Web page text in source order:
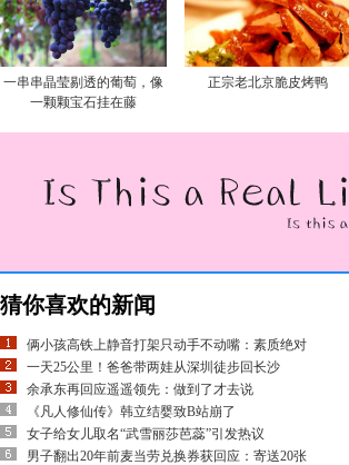
一串串晶莹剔透的葡萄，像
一颗颗宝石挂在藤
正宗老北京脆皮烤鸭
猜你喜欢的新闻
俩小孩高铁上静音打架只动手不动嘴：素质绝对
一天25公里！爸爸带两娃从深圳徒步回长沙
余承东再回应遥遥领先：做到了才去说
《凡人修仙传》韩立结婴致B站崩了
女子给女儿取名“武雪丽莎芭蕊”引发热议
男子翻出20年前麦当劳兑换券获回应：寄送20张